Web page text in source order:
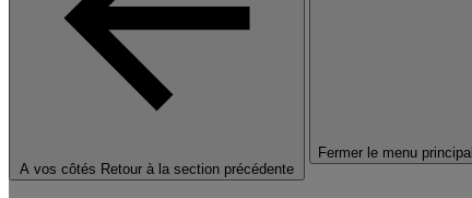
A vos côtés Retour à la section précédente
Fermer le menu principal